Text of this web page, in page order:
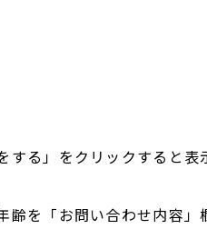
する」をクリックすると表
齢を「お問い合わせ内容」